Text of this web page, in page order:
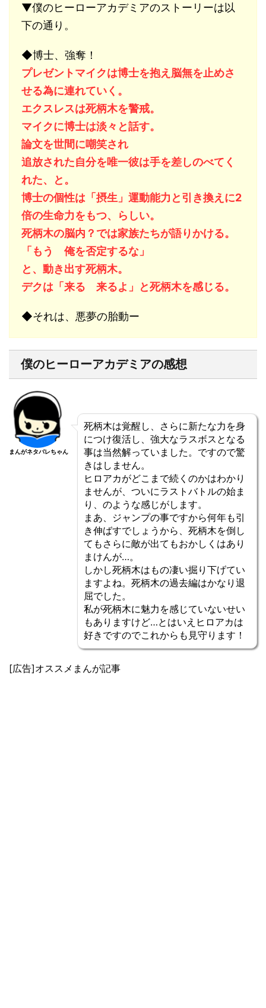
▼僕のヒーローアカデミアのストーリーは以
下の通り。
◆博士、強奪！
プレゼントマイクは博士を抱え脳無を止めさ
せる為に連れていく。
エクスレスは死柄木を警戒。
マイクに博士は淡々と話す。
論文を世間に嘲笑され
追放された自分を唯一彼は手を差しのべてく
れた、と。
博士の個性は「摂生」運動能力と引き換えに2
倍の生命力をもつ、らしい。
死柄木の脳内？では家族たちが語りかける。
「もう 俺を否定するな」
と、動き出す死柄木。
デクは「来る 来るよ」と死柄木を感じる。
◆それは、悪夢の胎動ー
僕のヒーローアカデミアの感想
まんがネタバレちゃん
死柄木は覚醒し、さらに新たな力を身
につけ復活し、強大なラスボスとなる
事は当然解っていました。ですので驚
きはしません。
ヒロアカがどこまで続くのかはわかり
ませんが、ついにラストバトルの始ま
り、のような感じがします。
まあ、ジャンプの事ですから何年も引
き伸ばすでしょうから、死柄木を倒し
てもさらに敵が出てもおかしくはあり
まけんが…。
しかし死柄木はもの凄い掘り下げてい
ますよね。死柄木の過去編はかなり退
屈でした。
私が死柄木に魅力を感じていないせい
もありますけど…とはいえヒロアカは
好きですのでこれからも見守ります！
[広告]オススメまんが記事